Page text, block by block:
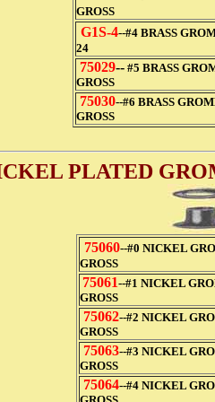
GROSS
G1S-4--#4 BRASS
24
75029--#5 BRASS
GROSS
75030--#6 BRASS
GROSS
PLATED
75060--#0 NICKEL
GROSS
75061--#1 NICKEL
GROSS
75062--#2 NICKEL
GROSS
75063--#3 NICKEL
GROSS
75064--#4 NICKEL